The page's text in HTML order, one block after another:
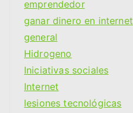
emprendedor
ganar dinero en internet
general
Hidrogeno
Iniciativas sociales
Internet
lesiones tecnológicas